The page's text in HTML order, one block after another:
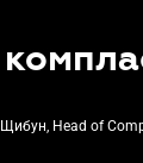
Head of